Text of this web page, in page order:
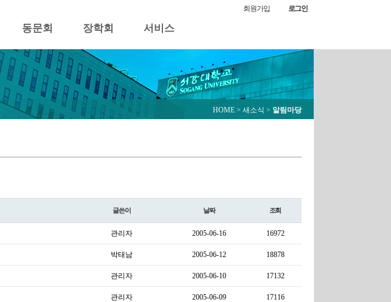
동문회 장학회 서비스
회원가입 로그인
HOME > 새소식 > 알림마당
글쓴이 날짜 조회
관리자 2005-06-16 16972
박태남 2005-06-12 18878
관리자 2005-06-10 17132
관리자 2005-06-09 17116